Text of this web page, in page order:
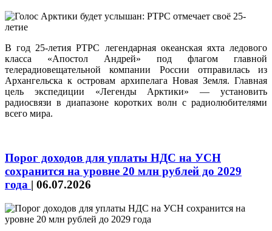
В год 25-летия РТРС легендарная океанская яхта ледового
класса «Апостол Андрей» под флагом главной
телерадиовещательной компании России отправилась из
Архангельска к островам архипелага Новая Земля. Главная
цель экспедиции «Легенды Арктики» — установить
радиосвязи в диапазоне коротких волн с радиолюбителями
всего мира.
Порог доходов для уплаты НДС на УСН
сохранится на уровне 20 млн рублей до 2029
года | 06.07.2026